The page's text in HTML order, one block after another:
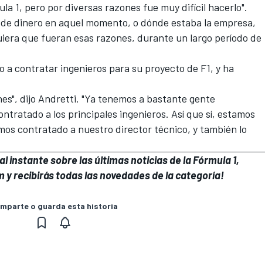
1, pero por diversas razones fue muy difícil hacerlo".
dinero en aquel momento, o dónde estaba la empresa,
que fueran esas razones, durante un largo período de
contratar ingenieros para su proyecto de F1, y ha
dijo Andretti. "Ya tenemos a bastante gente
a los principales ingenieros. Así que sí, estamos
contratado a nuestro director técnico, y también lo
instante sobre las últimas noticias de la Fórmula 1,
y recibirás todas las novedades de la categoría!
o guarda esta historia